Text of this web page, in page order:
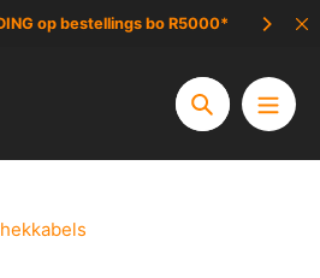
op bestellings bo R5000*
Soek